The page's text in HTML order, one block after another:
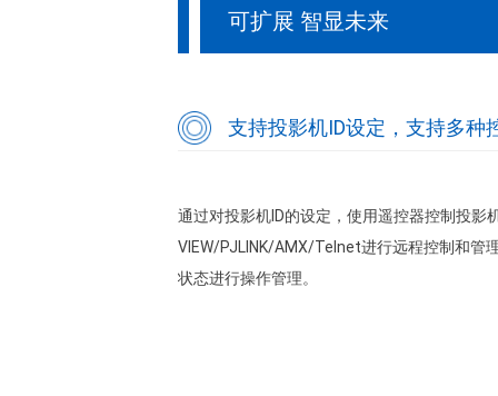
可扩展 智显未来
支持投影机ID设定，支持多种
通过对投影机ID的设定，使用遥控器控制投影
VIEW/PJLINK/AMX/Telnet进行远程控制和管
状态进行操作管理。